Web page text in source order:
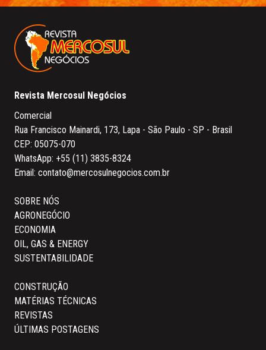
Revista Mercosul Negócios
Comercial
Rua Francisco Mainardi, 173, Lapa - São Paulo - SP - Brasil
CEP: 05075-070
WhatsApp: +55 (11) 3835-8324
Email: contato@mercosulnegocios.com.br
SOBRE NÓS
AGRONEGÓCIO
ECONOMIA
OIL, GAS & ENERGY
SUSTENTABILIDADE
CONSTRUÇÃO
MATÉRIAS TÉCNICAS
REVISTAS
ÚLTIMAS POSTAGENS